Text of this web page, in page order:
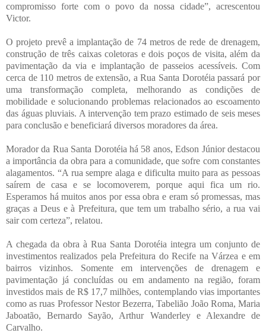
compromisso forte com o povo da nossa cidade”, acrescentou
Victor.
O projeto prevê a implantação de 74 metros de rede de drenagem,
construção de três caixas coletoras e dois poços de visita, além da
pavimentação da via e implantação de passeios acessíveis. Com
cerca de 110 metros de extensão, a Rua Santa Dorotéia passará por
uma transformação completa, melhorando as condições de
mobilidade e solucionando problemas relacionados ao escoamento
das águas pluviais. A intervenção tem prazo estimado de seis meses
para conclusão e beneficiará diversos moradores da área.
Morador da Rua Santa Dorotéia há 58 anos, Edson Júnior destacou
a importância da obra para a comunidade, que sofre com constantes
alagamentos. “A rua sempre alaga e dificulta muito para as pessoas
saírem de casa e se locomoverem, porque aqui fica um rio.
Esperamos há muitos anos por essa obra e eram só promessas, mas
graças a Deus e à Prefeitura, que tem um trabalho sério, a rua vai
sair com certeza”, relatou.
A chegada da obra à Rua Santa Dorotéia integra um conjunto de
investimentos realizados pela Prefeitura do Recife na Várzea e em
bairros vizinhos. Somente em intervenções de drenagem e
pavimentação já concluídas ou em andamento na região, foram
investidos mais de R$ 17,7 milhões, contemplando vias importantes
como as ruas Professor Nestor Bezerra, Tabelião João Roma, Maria
Jaboatão, Bernardo Sayão, Arthur Wanderley e Alexandre de
Carvalho.